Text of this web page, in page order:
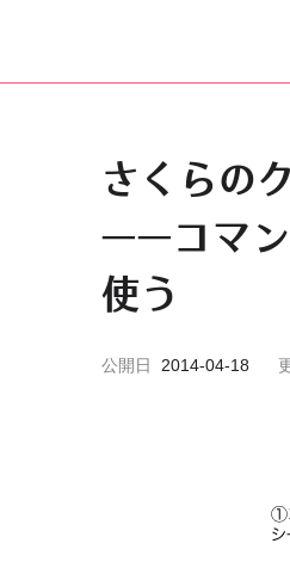
さくらの
——コマン
使う
公開日 2014-04-18